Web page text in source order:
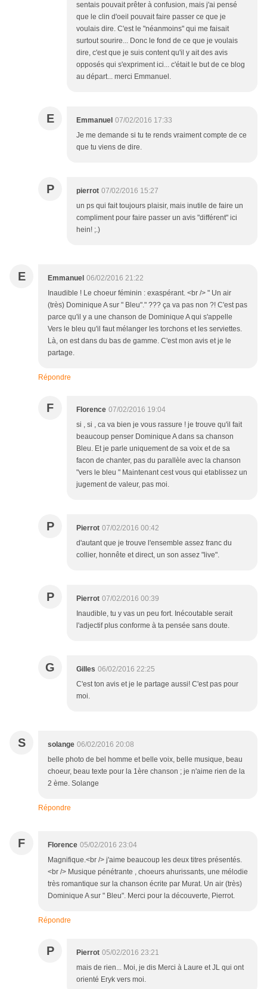
sentais pouvait prêter à confusion, mais j'ai pensé
que le clin d'oeil pouvait faire passer ce que je
voulais dire. C'est le "néanmoins" qui me faisait
surtout sourire... Donc le fond de ce que je voulais
dire, c'est que je suis content qu'il y ait des avis
opposés qui s'expriment ici... c'était le but de ce blog
au départ... merci Emmanuel.
E Emmanuel 07/02/2016 17:33
Je me demande si tu te rends vraiment compte de ce
que tu viens de dire.
P pierrot 07/02/2016 15:27
un ps qui fait toujours plaisir, mais inutile de faire un
compliment pour faire passer un avis "différent" ici
hein! ;.)
E Emmanuel 06/02/2016 21:22
Inaudible ! Le choeur féminin : exaspérant. <br /> " Un air
(très) Dominique A sur " Bleu"." ??? ça va pas non ?! C'est pas
parce qu'il y a une chanson de Dominique A qui s'appelle
Vers le bleu qu'il faut mélanger les torchons et les serviettes.
Là, on est dans du bas de gamme. C'est mon avis et je le
partage.
Répondre
F Florence 07/02/2016 19:04
si , si , ca va bien je vous rassure ! je trouve qu'il fait
beaucoup penser Dominique A dans sa chanson
Bleu. Et je parle uniquement de sa voix et de sa
facon de chanter, pas du parallèle avec la chanson
"vers le bleu " Maintenant cest vous qui etablissez un
jugement de valeur, pas moi.
P Pierrot 07/02/2016 00:42
d'autant que je trouve l'ensemble assez franc du
collier, honnête et direct, un son assez "live".
P Pierrot 07/02/2016 00:39
Inaudible, tu y vas un peu fort. Inécoutable serait
l'adjectif plus conforme à ta pensée sans doute.
G Gilles 06/02/2016 22:25
C'est ton avis et je le partage aussi! C'est pas pour
moi.
S solange 06/02/2016 20:08
belle photo de bel homme et belle voix, belle musique, beau
choeur, beau texte pour la 1ère chanson ; je n'aime rien de la
2 ème. Solange
Répondre
F Florence 05/02/2016 23:04
Magnifique.<br /> j'aime beaucoup les deux titres présentés.
<br /> Musique pénétrante , choeurs ahurissants, une mélodie
très romantique sur la chanson écrite par Murat. Un air (très)
Dominique A sur " Bleu". Merci pour la découverte, Pierrot.
Répondre
P Pierrot 05/02/2016 23:21
mais de rien... Moi, je dis Merci à Laure et JL qui ont
orienté Eryk vers moi.